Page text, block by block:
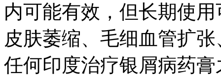
内可能有效，但长期使
皮肤萎缩、毛细血管扩
任何印度治疗银屑病药